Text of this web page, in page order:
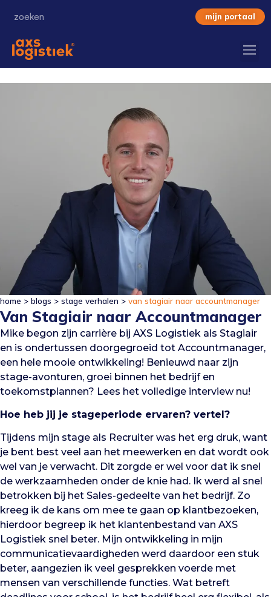
mijn portaal
home > blogs > stage verhalen > van stagiair naar accountmanager
Van Stagiair naar Accountmanager
Mike begon zijn carrière bij AXS Logistiek als Stagiair
en is ondertussen doorgegroeid tot Accountmanager,
een hele mooie ontwikkeling! Benieuwd naar zijn
stage-avonturen, groei binnen het bedrijf en
toekomstplannen? Lees het volledige interview nu!
Hoe heb jij je stageperiode ervaren? vertel?
Tijdens mijn stage als Recruiter was het erg druk, want
je bent best veel aan het meewerken en dat wordt ook
wel van je verwacht. Dit zorgde er wel voor dat ik snel
de werkzaamheden onder de knie had. Ik werd al snel
betrokken bij het Sales-gedeelte van het bedrijf. Zo
kreeg ik de kans om mee te gaan op klantbezoeken,
hierdoor begreep ik het klantenbestand van AXS
Logistiek snel beter. Mijn ontwikkeling in mijn
communicatievaardigheden werd daardoor een stuk
beter, aangezien ik veel gesprekken voerde met
mensen van verschillende functies. Wat betreft